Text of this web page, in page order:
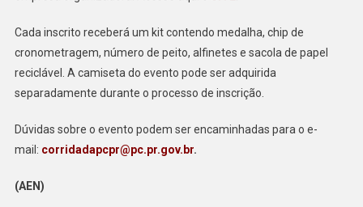
Cada inscrito receberá um kit contendo medalha, chip de
cronometragem, número de peito, alfinetes e sacola de papel
reciclável. A camiseta do evento pode ser adquirida
separadamente durante o processo de inscrição.
Dúvidas sobre o evento podem ser encaminhadas para o e-
mail: corridadapcpr@pc.pr.gov.br.
(AEN)